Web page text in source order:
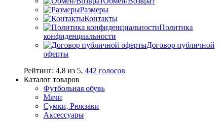
Размеры
Контакты
Политика
конфиденциальности
Договор публичной
оферты
Рейтинг: 4.8 из 5, 442 голосов
Каталог товаров
Футбольная обувь
Мячи
Сумки, Рюкзаки
Аксессуары